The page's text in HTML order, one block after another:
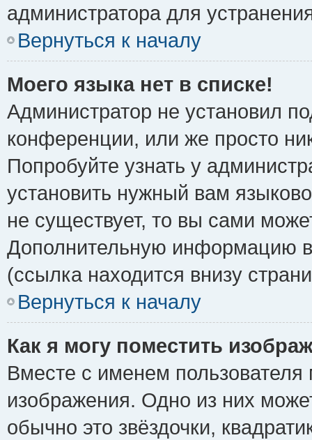
администратора для
Вернуться к началу
Моего языка нет в списке!
Администратор не установил
конференции, или же просто
Попробуйте узнать у
установить нужный вам
не существует, то вы сами
Дополнительную информацию
(ссылка находится внизу
Вернуться к началу
Как я могу поместить
Вместе с именем пользователя
изображения. Одно из них
обычно это звёздочки,